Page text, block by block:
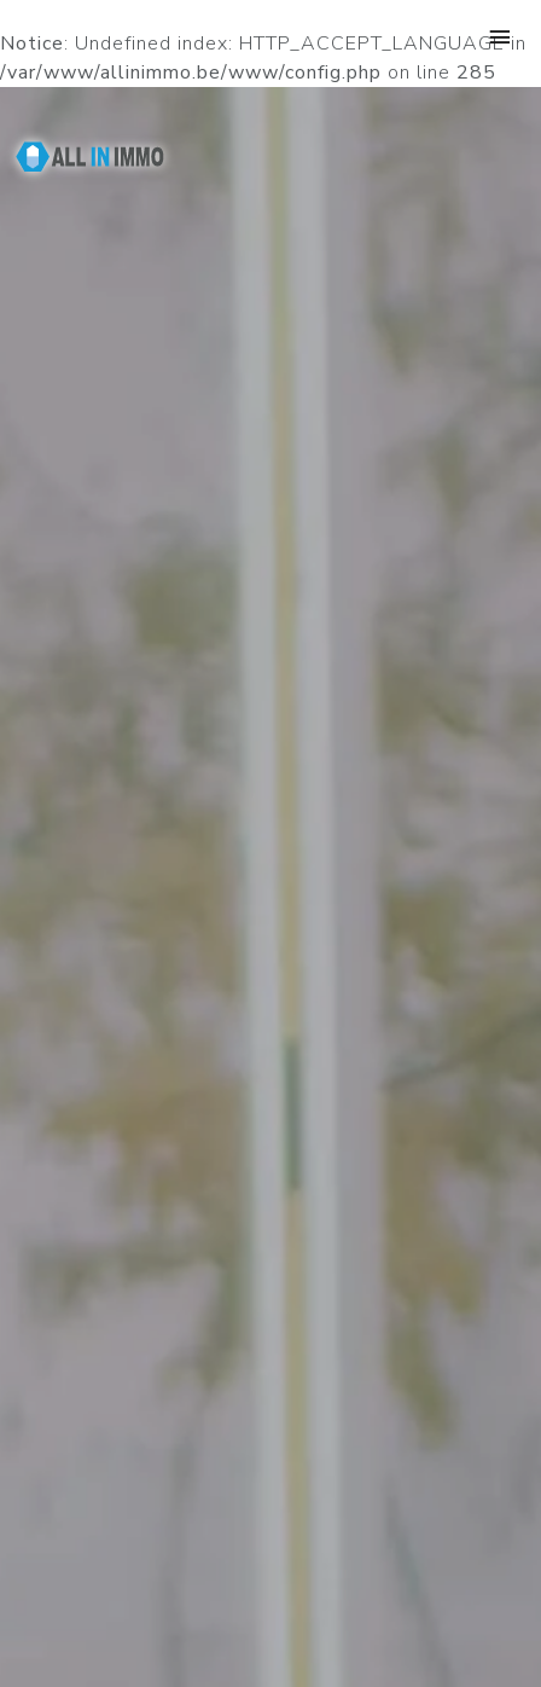
Notice: Undefined index: HTTP_ACCEPT_LANGUAGE in
/var/www/allinimmo.be/www/config.php on line 285